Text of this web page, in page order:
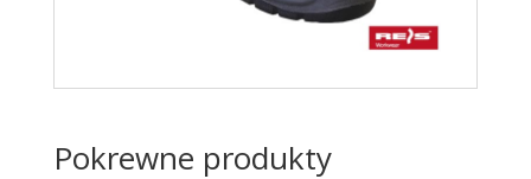
Pokrewne produkty